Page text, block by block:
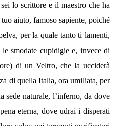
lo scrittore e il maestro che ha
aiuto, famoso sapiente, poiché
per la quale tanto ti lamenti,
smodate cupidigie e, invece di
di un Veltro, che la ucciderà
di quella Italia, ora umiliata, per
naturale, l’inferno, da dove
eterna, dove udrai i disperati